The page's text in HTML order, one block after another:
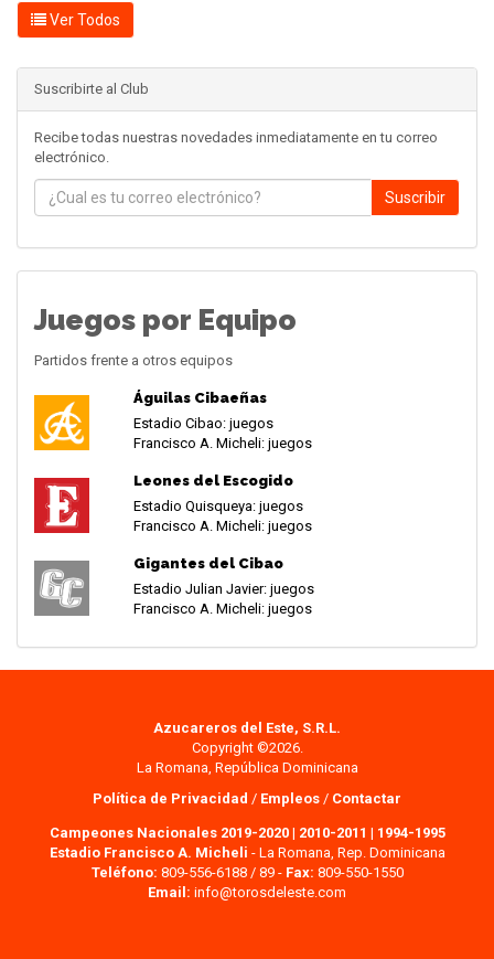
Ver Todos
Suscribirte al Club
Recibe todas nuestras novedades inmediatamente en tu correo
electrónico.
Suscribir
Juegos por Equipo
Partidos frente a otros equipos
Águilas Cibaeñas
Estadio Cibao: juegos
Francisco A. Micheli: juegos
Leones del Escogido
Estadio Quisqueya: juegos
Francisco A. Micheli: juegos
Gigantes del Cibao
Estadio Julian Javier: juegos
Francisco A. Micheli: juegos
Azucareros del Este, S.R.L.
Copyright ©2026.
La Romana, República Dominicana
Política de Privacidad / Empleos / Contactar
Campeones Nacionales 2019-2020| 2010-2011 | 1994-1995
Estadio Francisco A. Micheli - La Romana, Rep. Dominicana
Teléfono: 809-556-6188 / 89 - Fax: 809-550-1550
Email: info@torosdeleste.com